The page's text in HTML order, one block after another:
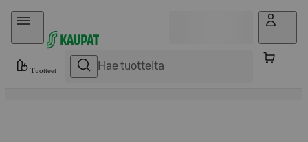
Hyppää sisältöön
Tuotteet